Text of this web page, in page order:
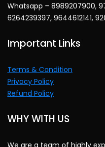
Whatsapp – 8989207900,
6264239397, 9644612141,
Important Links
Terms & Condition
Privacy Policy
Refund Policy
WHY WITH US
We are a team of highly